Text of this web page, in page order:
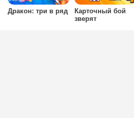
Дракон: три в ряд
Карточный бой
зверят